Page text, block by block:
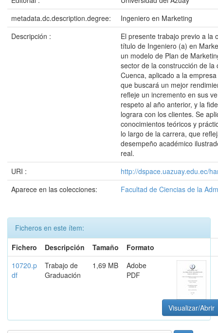
metadata.dc.description.degree:
Ingeniero en Marketing
Descripción :
El presente trabajo previo a la
título de Ingeniero (a) en
un modelo de Plan de
sector de la construcción de la
Cuenca, aplicado a la
que buscará un mejor
refleje un incremento en sus
respeto al año anterior, y la
lograra con los clientes. Se
conocimientos teóricos y
lo largo de la carrera, que
desempeño académico
real.
URI :
http://dspace.uazuay.edu.ec/
Aparece en las colecciones:
Facultad de Ciencias de la
Ficheros en este ítem:
Fichero
Descripción Tamaño
Formato
10720.p
df
Trabajo de
Graduación
1,69 MB
Adobe
PDF
Visualizar/Abrir